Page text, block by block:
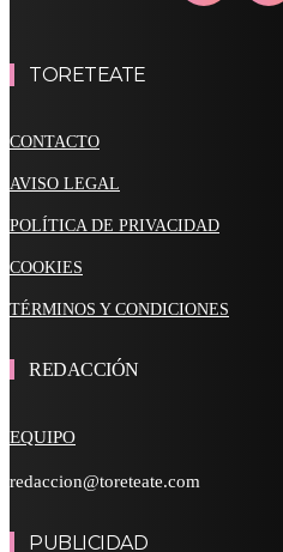
TORETEATE
CONTACTO
AVISO LEGAL
POLÍTICA DE PRIVACIDAD
COOKIES
TÉRMINOS Y CONDICIONES
REDACCIÓN
EQUIPO
redaccion@toreteate.com
PUBLICIDAD